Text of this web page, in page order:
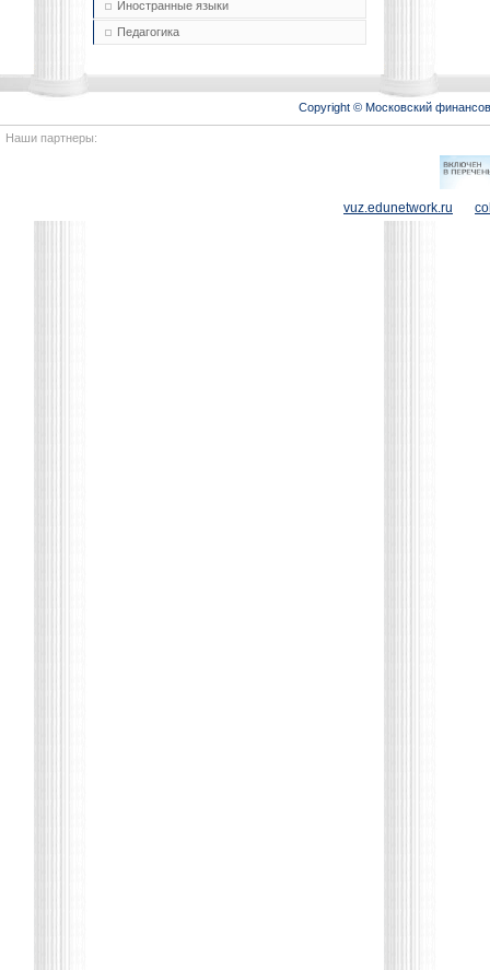
Иностранные языки
Педагогика
Copyright © Московский
Наши партнеры:
vuz.edunetwork.ru